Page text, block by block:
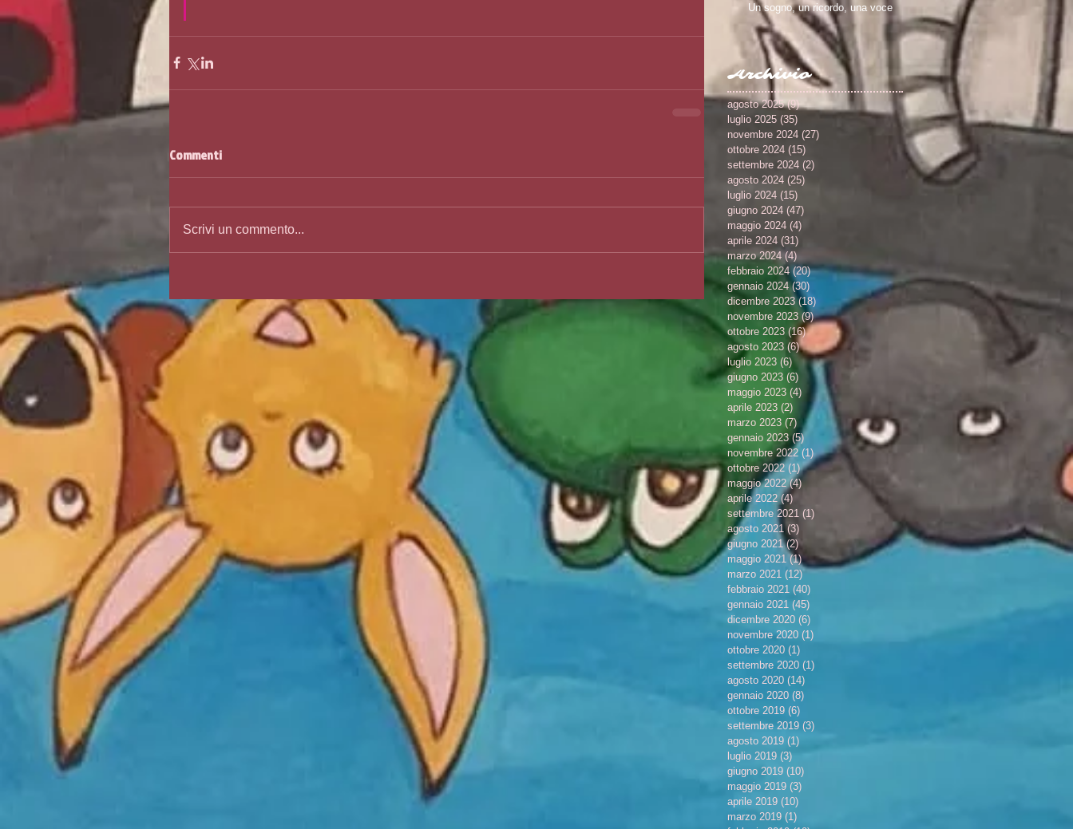
Commenti
Scrivi un commento...
Un sogno, un ricordo, una voce
Archivio
agosto 2025 (9)9 post
luglio 2025 (35)
novembre 2024 (27)
ottobre 2024 (15)
settembre 2024 (2)
agosto 2024 (25)
luglio 2024 (15)
giugno 2024 (47)
maggio 2024 (4)
aprile 2024 (31)
marzo 2024 (4)
febbraio 2024 (20)20 post
gennaio 2024 (30)
dicembre 2023 (18) 18 post
novembre 2023 (9)9 post
ottobre 2023 (16)16 post
agosto 2023 (6)6 post
luglio 2023 (6) 6 post
giugno 2023 (6) 6 post
maggio 2023 (4) 4 post
aprile 2023 (2) 2 post
marzo 2023 (7) 7 post
gennaio 2023 (5)
novembre 2022 (1) 1 post
ottobre 2022 (1)1 post
maggio 2022 (4)4 post
aprile 2022 (4)
settembre 2021 (1)
agosto 2021 (3)
giugno 2021 (2)2 post
maggio 2021 (1)1 post
marzo 2021 (12)12 post
febbraio 2021 (40)
gennaio 2021 (45)
dicembre 2020 (6)
novembre 2020 (1)
ottobre 2020 (1)
settembre 2020 (1)
agosto 2020 (14)
gennaio 2020 (8)
ottobre 2019 (6)
settembre 2019 (3)
agosto 2019 (1)
luglio 2019 (3)
giugno 2019 (10)
maggio 2019 (3)
aprile 2019 (10)
marzo 2019 (1)